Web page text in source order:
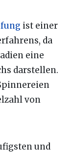
ist einer
da
eine
darstellen.
von
und